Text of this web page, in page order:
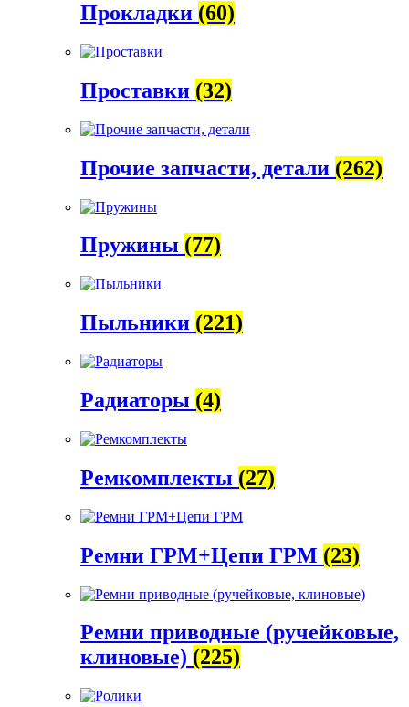
Прокладки (60)
Проставки (32)
Прочие запчасти, детали (262)
Пружины (77)
Пыльники (221)
Радиаторы (4)
Ремкомплекты (27)
Ремни ГРМ+Цепи ГРМ (23)
Ремни приводные (ручейковые,
клиновые) (225)